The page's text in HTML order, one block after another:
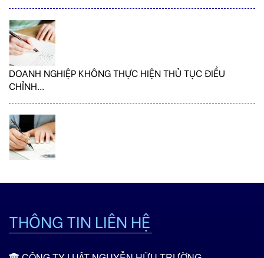
DOANH NGHIỆP KHÔNG THỰC HIỆN THỦ TỤC ĐIỀU
CHỈNH...
DOANH NGHIỆP CÓ THỂ ỦY QUYỀN CHO ĐƠN VỊ KHÁC
THÔNG TIN LIÊN HỆ